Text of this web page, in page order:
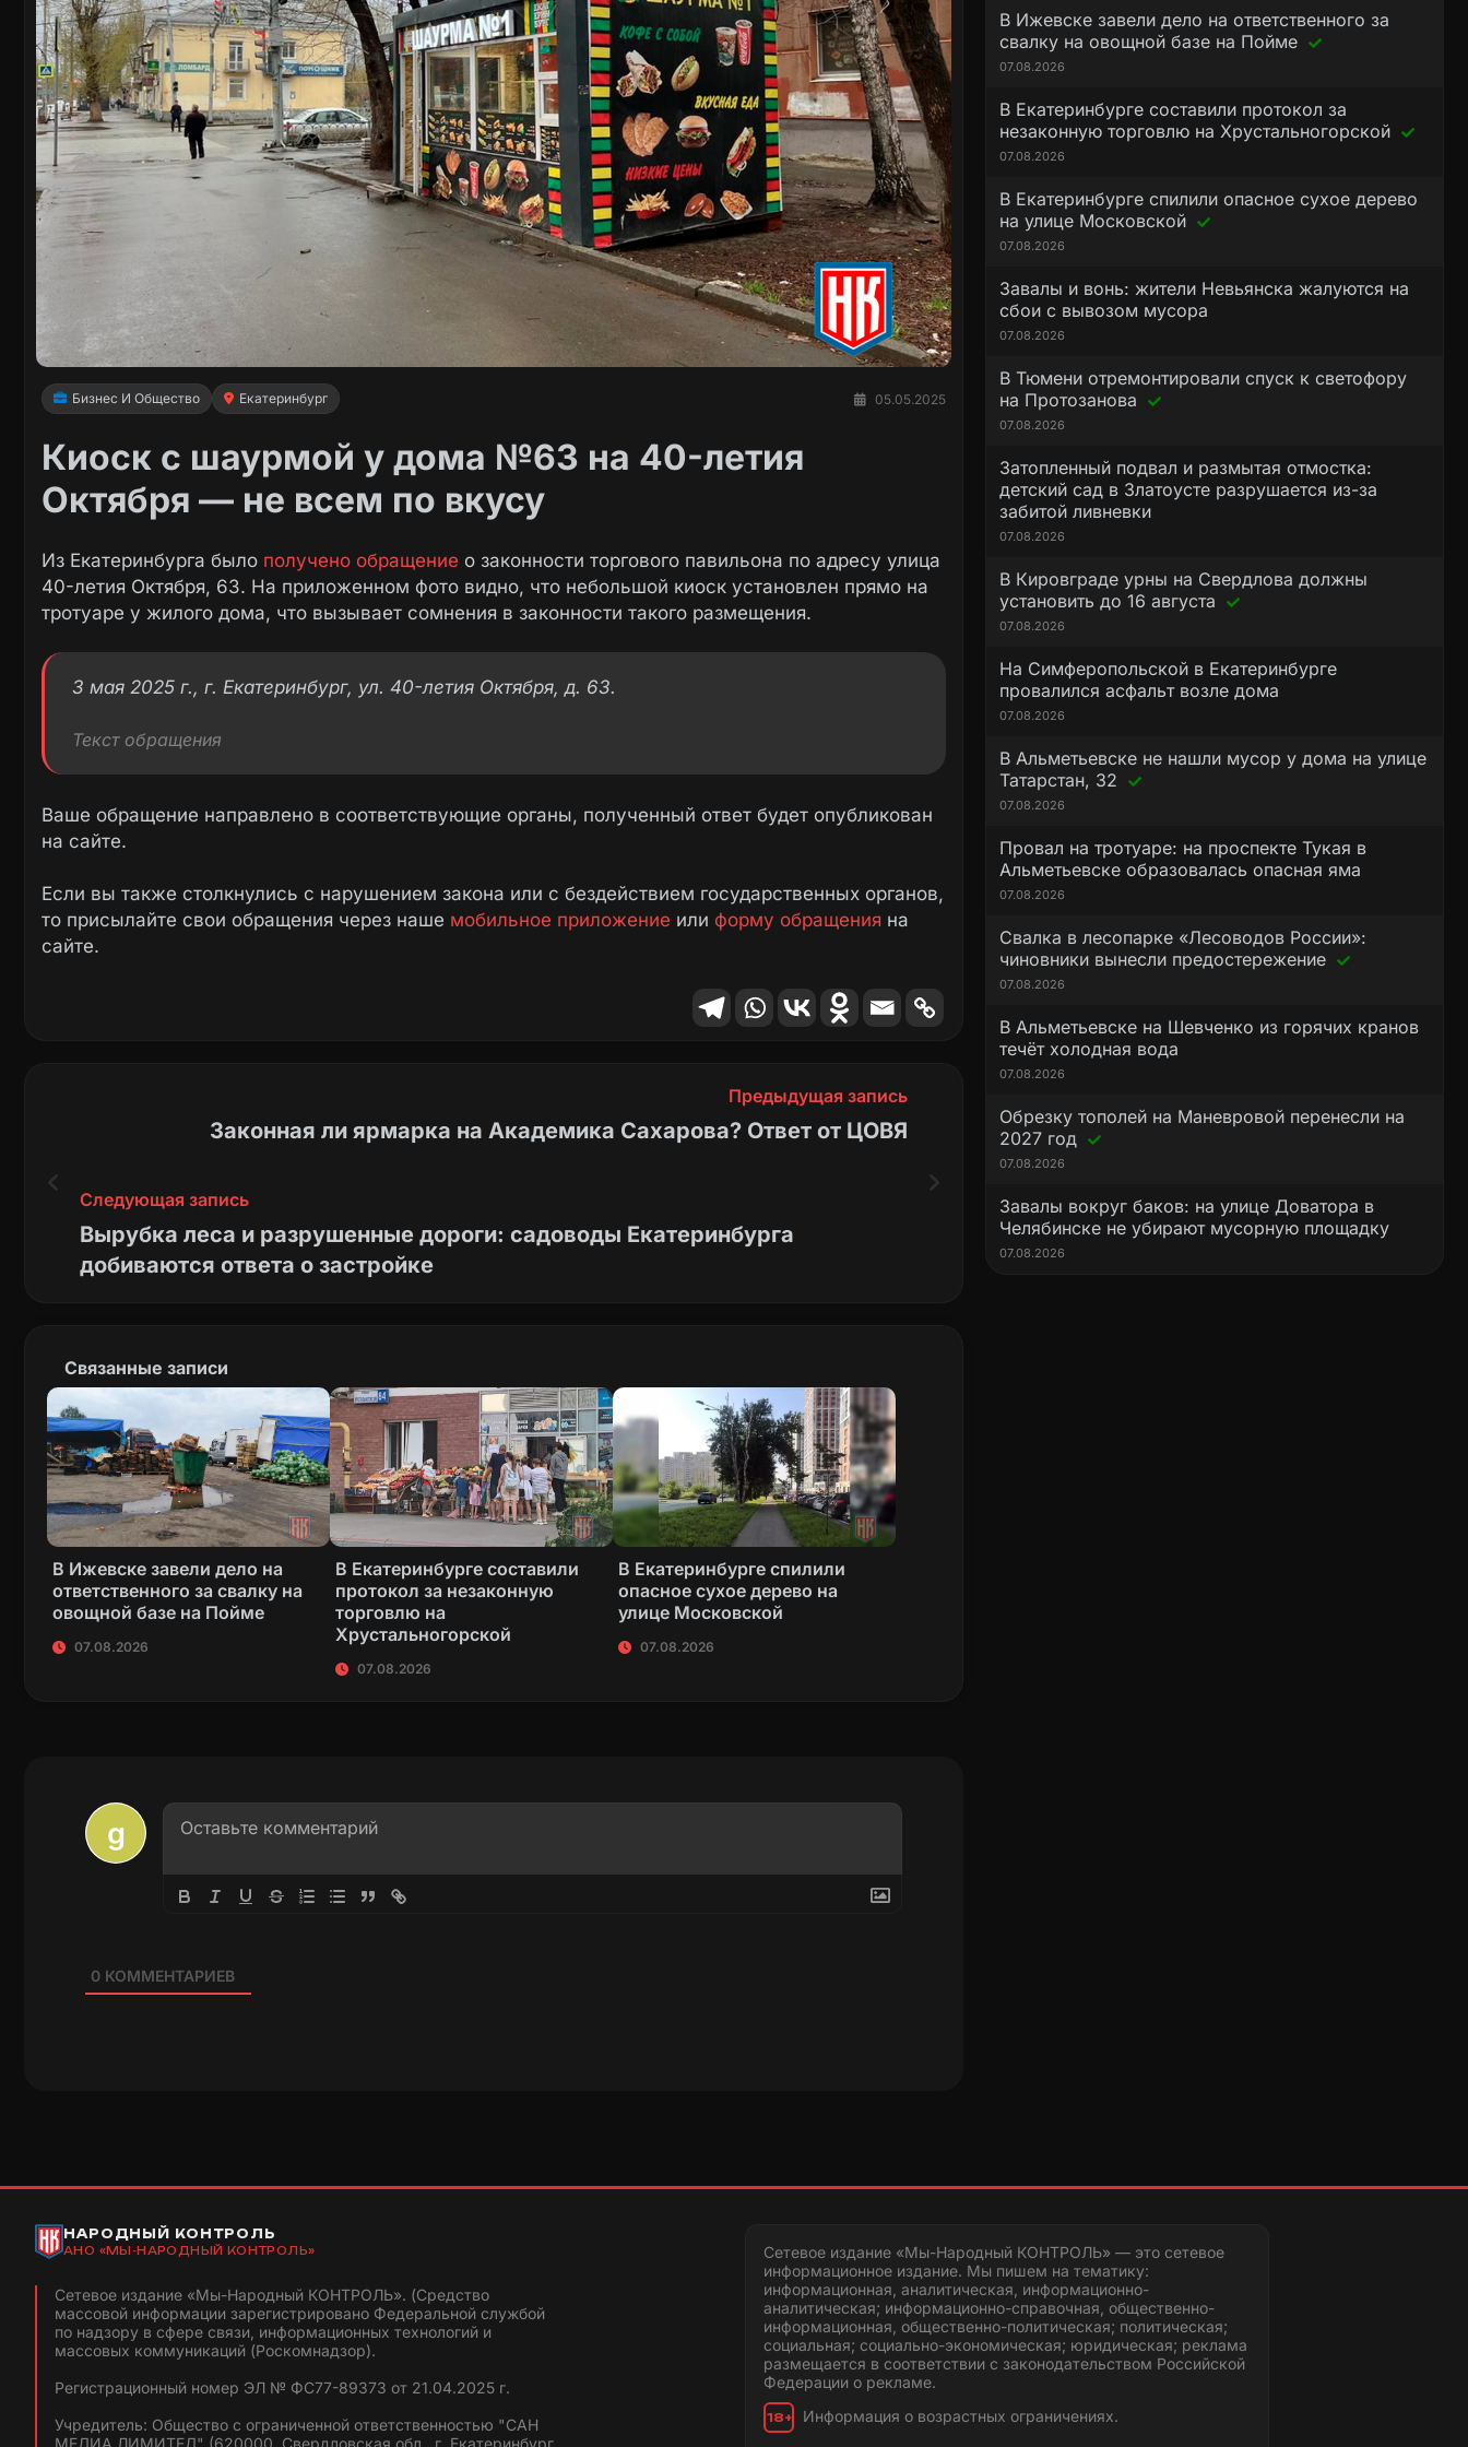
Бизнес И Общество Екатеринбург 05.05.2025
Киоск с шаурмой у дома №63 на 40-летия
Октября — не всем по вкусу
Из Екатеринбурга было получено обращение о законности торгового павильона по адресу улица
40-летия Октября, 63. На приложенном фото видно, что небольшой киоск установлен прямо на
тротуаре у жилого дома, что вызывает сомнения в законности такого размещения.
3 мая 2025 г., г. Екатеринбург, ул. 40-летия Октября, д. 63.
Текст обращения
Ваше обращение направлено в соответствующие органы, полученный ответ будет опубликован
на сайте.
Если вы также столкнулись с нарушением закона или с бездействием государственных органов,
то присылайте свои обращения через наше мобильное приложение или форму обращения на
сайте.
Предыдущая запись
Законная ли ярмарка на Академика Сахарова? Ответ от ЦОВЯ
Следующая запись
Вырубка леса и разрушенные дороги: садоводы Екатеринбурга
добиваются ответа о застройке
Связанные записи
В Ижевске завели дело на
ответственного за свалку на
овощной базе на Пойме
07.08.2026
В Екатеринбурге составили
протокол за незаконную
торговлю на
Хрустальногорской
07.08.2026
В Екатеринбурге спилили
опасное сухое дерево на
улице Московской
07.08.2026
0КОММЕНТАРИЕВ
В Ижевске завели дело на ответственного за
свалку на овощной базе на Пойме
07.08.2026
В Екатеринбурге составили протокол за
незаконную торговлю на Хрустальногорской
07.08.2026
В Екатеринбурге спилили опасное сухое дерево
на улице Московской
07.08.2026
Завалы и вонь: жители Невьянска жалуются на
сбои с вывозом мусора
07.08.2026
В Тюмени отремонтировали спуск к светофору
на Протозанова
07.08.2026
Затопленный подвал и размытая отмостка:
детский сад в Златоусте разрушается из-за
забитой ливневки
07.08.2026
В Кировграде урны на Свердлова должны
установить до 16 августа
07.08.2026
На Симферопольской в Екатеринбурге
провалился асфальт возле дома
07.08.2026
В Альметьевске не нашли мусор у дома на улице
Татарстан, 32
07.08.2026
Провал на тротуаре: на проспекте Тукая в
Альметьевске образовалась опасная яма
07.08.2026
Свалка в лесопарке «Лесоводов России»:
чиновники вынесли предостережение
07.08.2026
В Альметьевске на Шевченко из горячих кранов
течёт холодная вода
07.08.2026
Обрезку тополей на Маневровой перенесли на
2027 год
07.08.2026
Завалы вокруг баков: на улице Доватора в
Челябинске не убирают мусорную площадку
07.08.2026
НАРОДНЫЙ КОНТРОЛЬ
АНО «МЫ-НАРОДНЫЙ КОНТРОЛЬ»
Сетевое издание «Мы-Народный КОНТРОЛЬ». (Средство
массовой информации зарегистрировано Федеральной службой
по надзору в сфере связи, информационных технологий и
массовых коммуникаций (Роскомнадзор).
Регистрационный номер ЭЛ № ФС77-89373 от 21.04.2025 г.
Учредитель: Общество с ограниченной ответственностью "САН
Сетевое издание «Мы-Народный КОНТРОЛЬ» — это сетевое
информационное издание. Мы пишем на тематику:
информационная, аналитическая, информационно-
аналитическая; информационно-справочная, общественно-
информационная, общественно-политическая; политическая;
социальная; социально-экономическая; юридическая; реклама
размещается в соответствии с законодательством Российской
Федерации о рекламе.
18+ Информация о возрастных ограничениях.